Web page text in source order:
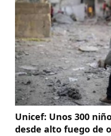
Unicef: Unos 300
desde alto fuego de